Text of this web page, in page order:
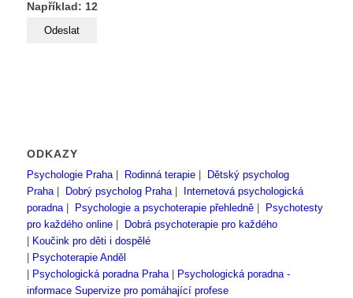
Například: 12
ODKAZY
Psychologie Praha| Rodinná terapie|
Dětský psycholog
Praha| Dobrý psycholog Praha|
Internetová psychologická
poradna| Psychologie a psychoterapie přehledně|
Psychotesty
pro každého online|
Dobrá psychoterapie pro každého
Koučink pro děti i dospělé
Psychoterapie Anděl
Psychologická poradna Praha|
Psychologická poradna -
informace Supervize pro pomáhající profese